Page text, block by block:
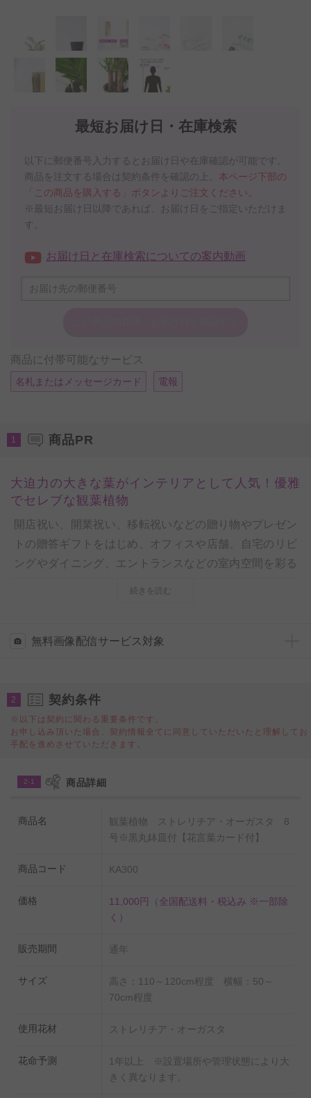
最短お届け日・在庫検索
以下に郵便番号入力するとお届け日や在庫確認が可能です。
商品を注文する場合は契約条件を確認の上、 本ページ下部の
「この商品を購入する」ボタンよりご注文ください。
※最短お届け日以降であれば、お届け日をご指定いただけま
す。
お届け日と在庫検索についての案内動画
商品に付帯可能なサービス
名札またはメッセージカード 電報
1 商品PR
大迫力の大きな葉がインテリアとして人気！優雅
でセレブな観葉植物
開店祝い、開業祝い、移転祝いなどの贈り物やプレゼン
トの贈答ギフトをはじめ、オフィスや店舗、自宅のリビ
ングやダイニング、エントランスなどの室内空間を彩る
◆「ストレリチア・オーガスタ」とは？
ンテリアとして人気の観葉植物です。
ストレリチア・オーガスタは開店祝い、開業祝い、移転
祝いをはじめ、新築祝い、お洒落なインテリア利用な
植物です。
◆花言葉カード付
ストレリチア・オーガスタの花言葉を記した花言葉カー
ダイレクトに伝えることが可能です。※出荷条件によっ
てはお付けできない場合もございます。
いつも適当に水をやっているけど本当に大丈夫？という
タイミングが一目でわかる水やりチェッカー「sustee」
使い方は鉢に挿すだけ。お届け先様にお手間はお掛けい
続きを読む
無料画像配信サービス対象
2 契約条件
※以下は契約に関わる重要条件です。
お申し込み頂いた場合、契約情報全てに同意していただいたと理解してお
手配を進めさせていただきます。
2-1 商品詳細
商品名
観葉植物 ストレリチア・オーガスタ 8
号※黒丸鉢皿付【花言葉カード付】
商品コード KA300
価格 11,000円
（全国配送料・税込み ※一部除
く）
販売期間 通年
サイズ
高さ：110～120cm程度 横幅：50～
70cm程度
使用花材 ストレリチア・オーガスタ
花命予測
1年以上 ※設置場所や管理状態により大
きく異なります。